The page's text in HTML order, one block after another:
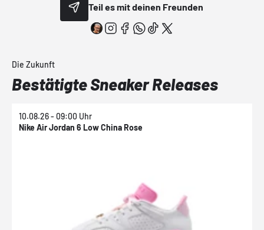
Teil es mit deinen Freunden
Die Zukunft
Bestätigte Sneaker Releases
10.08.26 - 09:00 Uhr
Nike Air Jordan 6 Low China Rose